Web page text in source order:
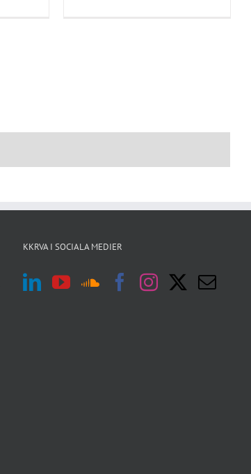
KKRVA I SOCIALA MEDIER